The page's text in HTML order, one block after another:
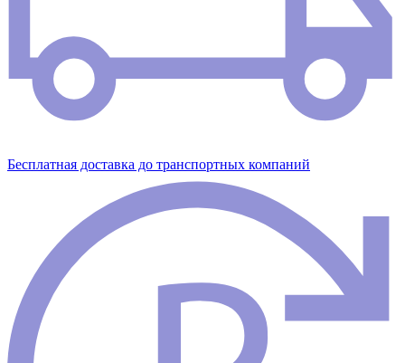
Бесплатная доставка до транспортных компаний